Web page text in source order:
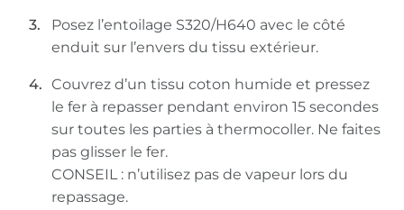
Posez l’entoilage S320/H640 avec le côté
enduit sur l’envers du tissu extérieur.
Couvrez d’un tissu coton humide et pressez
le fer à repasser pendant environ 15 secondes
sur toutes les parties à thermocoller. Ne faites
pas glisser le fer.
CONSEIL : n’utilisez pas de vapeur lors du
repassage.